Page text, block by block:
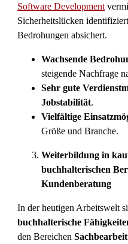
Software Development
Sicherheitslücken
Bedrohungen absichert.
Wachsende
steigende Nachfrage
Sehr gute
Jobstabilität.
Vielfältige
Größe und Branche.
Weiterbildung in
buchhalterischen
Kundenberatung
In der heutigen Arbeitswelt
buchhalterische
den Bereichen